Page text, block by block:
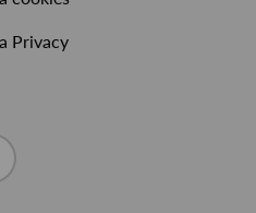
Privacy